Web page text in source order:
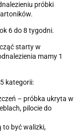
próbki
6 do 8 tygodni.
starty w
mamy 1
kategorii:
– próbka ukryta w
pilocie do
to być walizki,